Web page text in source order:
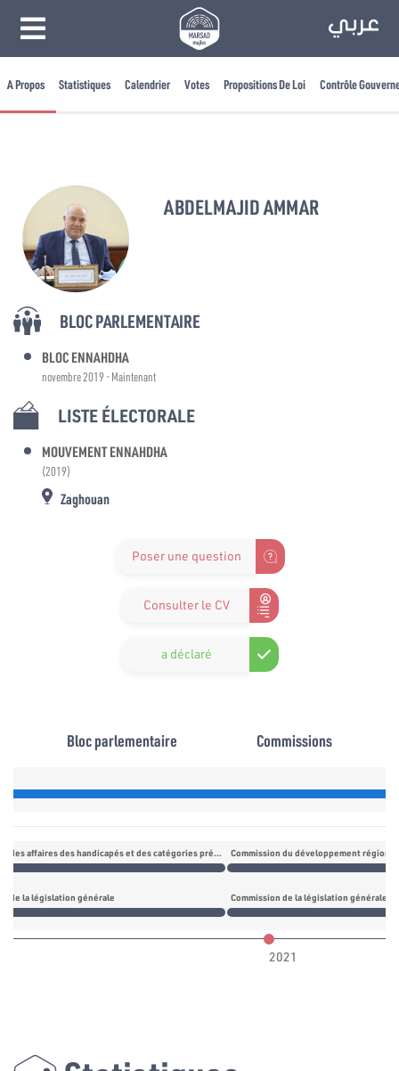
A Propos Statistiques Calendrier Votes Propositions De Loi Contrôle
ABDELMAJID AMMAR
BLOC PARLEMENTAIRE
BLOC ENNAHDHA
novembre 2019 - Maintenant
LISTE ÉLECTORALE
MOUVEMENT ENNAHDHA
(2019)
Zaghouan
Poser une question
Consulter le CV
a déclaré
Bloc parlementaire Commissions
Commission des affaires des handicapés et des catégories précaires Commission du développement régional
de la législation générale Commission de la législation générale
2021